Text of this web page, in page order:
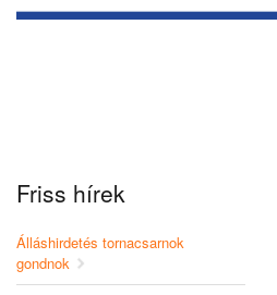
Friss hírek
Álláshirdetés tornacsarnok
gondnok